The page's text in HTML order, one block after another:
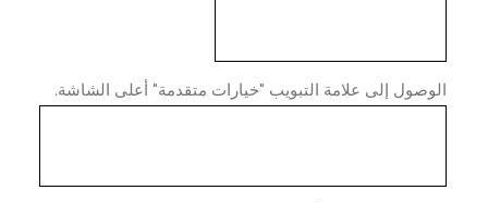
إلى علامة التبويب "خيارات متقدمة" أعلى الشاشة.